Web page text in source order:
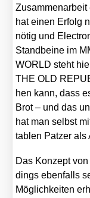
Zusam­men­ar­beit
hat einen Erfolg
nötig und
Stand­bei­ne im
WORLD steht
THE OLD
hen kann, dass
Brot – und das
hat man selbst
ta­blen Pat­zer als
Das Kon­zept
dings eben­falls
Mög­lich­kei­ten